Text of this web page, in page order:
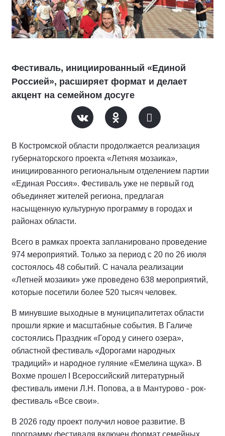
Фестиваль, инициированный «Единой
Россией», расширяет формат и делает
акцент на семейном досуге
В Костромской области продолжается реализация
губернаторского проекта «Летняя мозаика»,
инициированного региональным отделением партии
«Единая Россия». Фестиваль уже не первый год
объединяет жителей региона, предлагая
насыщенную культурную программу в городах и
районах области.
Всего в рамках проекта запланировано проведение
974 мероприятий. Только за период с 20 по 26 июля
состоялось 48 событий. С начала реализации
«Летней мозаики» уже проведено 638 мероприятий,
которые посетили более 520 тысяч человек.
В минувшие выходные в муниципалитетах области
прошли яркие и масштабные события. В Галиче
состоялись Праздник «Город у синего озера»,
областной фестиваль «Дорогами народных
традиций» и народное гуляние «Емелина щука». В
Вохме прошел I Всероссийский литературный
фестиваль имени Л.Н. Попова, а в Мантурово - рок-
фестиваль «Все свои».
В 2026 году проект получил новое развитие. В
программу фестиваля включен формат семейных